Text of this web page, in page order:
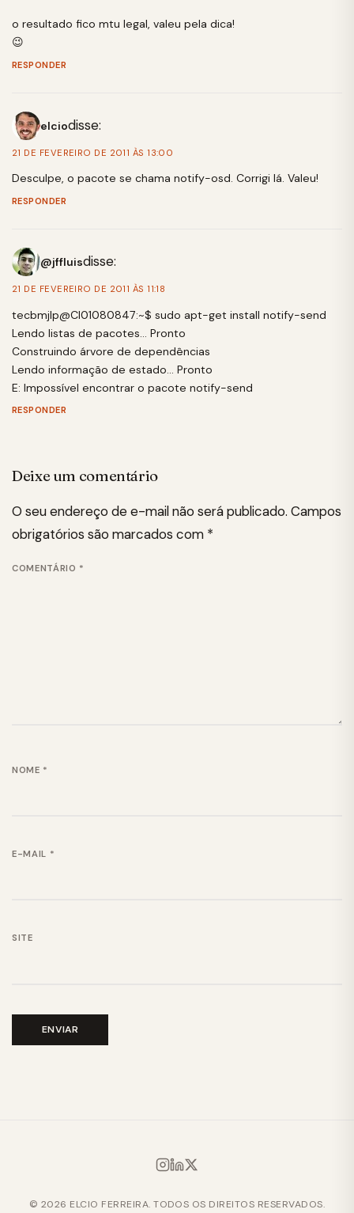
o resultado fico mtu legal, valeu pela dica!
😉
RESPONDER
elciodisse:
21 DE FEVEREIRO DE 2011 ÀS 13:00
Desculpe, o pacote se chama notify-osd. Corrigi lá. Valeu!
RESPONDER
@jffluisdisse:
21 DE FEVEREIRO DE 2011 ÀS 11:18
tecbmjlp@CI01080847:~$ sudo apt-get install notify-send
Lendo listas de pacotes… Pronto
Construindo árvore de dependências
Lendo informação de estado… Pronto
E: Impossível encontrar o pacote notify-send
RESPONDER
Deixe um comentário
O seu endereço de e-mail não será publicado. Campos
obrigatórios são marcados com *
COMENTÁRIO *
NOME *
E-MAIL *
SITE
© 2026 ELCIO FERREIRA. TODOS OS DIREITOS RESERVADOS.